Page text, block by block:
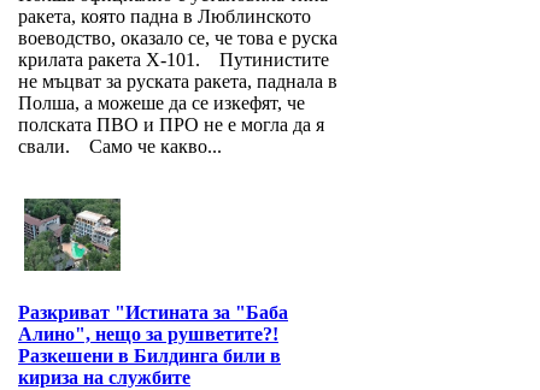
ракета, която падна в Люблинското
воеводство, оказало се, че това е руска
крилата ракета Х-101. Путинистите
не мъцват за руската ракета, паднала в
Полша, а можеше да се изкефят, че
полската ПВО и ПРО не е могла да я
свали. Само че какво...
Разкриват "Истината за "Баба
Алино", нещо за рушветите?!
Разкешени в Билдинга били в
кириза на службите